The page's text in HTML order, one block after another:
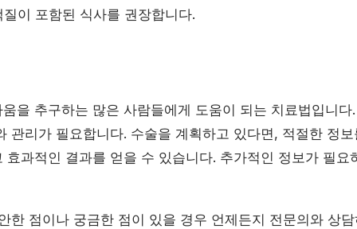
이 포함된 식사를 권장합니다.
을 추구하는 많은 사람들에게 도움이 되는 치료법입니
관리가 필요합니다. 수술을 계획하고 있다면, 적절한 정
효과적인 결과를 얻을 수 있습니다. 추가적인 정보가 필
한 점이나 궁금한 점이 있을 경우 언제든지 전문의와 상